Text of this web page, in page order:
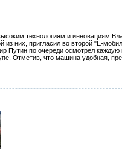
технологиям и инновациям
из них, пригласил во второй "Ё-
Путин по очереди осмотрел
Отметив, что машина удобная,